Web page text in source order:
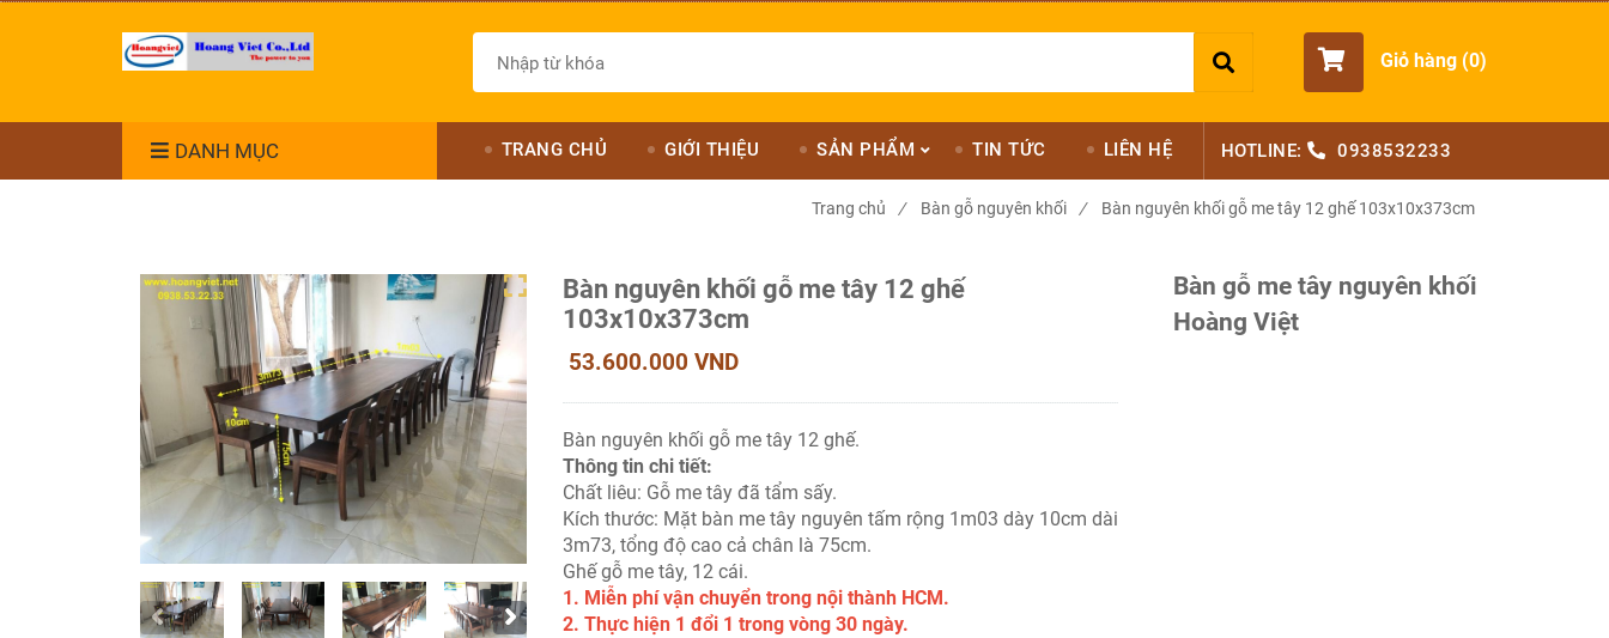
Giỏ hàng (0)
DANH MỤC TRANG CHỦ GIỚI THIỆU SẢN PHẨM TIN TỨC LIÊN HỆ HOTLINE: 0938532233
Trang chủ / Bàn gỗ nguyên khối / Bàn nguyên khối gỗ me tây 12 ghế 103x10x373cm
Bàn nguyên khối gỗ me tây 12 ghế
103x10x373cm
53.600.000 VND
Bàn nguyên khối gỗ me tây 12 ghế.
Thông tin chi tiết:
Chất liêu: Gỗ me tây đã tẩm sấy.
Kích thước: Mặt bàn me tây nguyên tấm rộng 1m03 dày 10cm dài
3m73, tổng độ cao cả chân là 75cm.
Ghế gỗ me tây, 12 cái.
1. Miễn phí vận chuyển trong nội thành HCM.
2. Thực hiện 1 đổi 1 trong vòng 30 ngày.
Bàn gỗ me tây nguyên khối
Hoàng Việt